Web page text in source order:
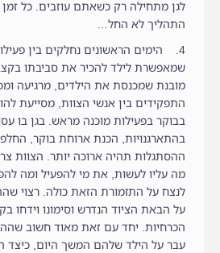
לגן מתחילה רק כשאתם עוזבים. כל
התהליך לא החל…
4. הימים הראשונים נחלקים בין
שמאפשרת לילד להכיר את סביבתו בקצב
מובנת שמכנסת את הילדים, מרגיעה
התפקידים בין אנשי הצוות, מסייעת
בבוקר בפעילות מוכנה מראש. בגן בו
בהתארגנויות, הכנת ארוחת בוקר,
ההסתגלות תהיה ארוכה יותר. הצוות
מה עליו לעשות, את מי להפעיל ומה
לנצח על התזמורת הזאת כולה. רצוי
על הבאת הציוד הנדרש וסימונו וידחו
הכרחיות. יחד עם זאת מאוד חשוב
עבר על הילד שלהם המשך היום, כיצד